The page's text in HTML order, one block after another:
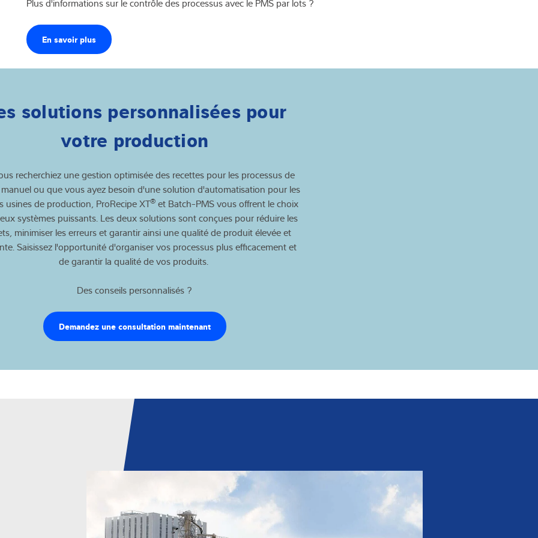
Plus d'informations sur le contrôle des processus avec le PMS par lots ?
En savoir plus
solutions personnalisées pour
votre production
recherchiez une gestion optimisée des recettes pour les processus de
ou que vous ayez besoin d'une solution d'automatisation pour les
usines de production, ProRecipe XT® et Batch-PMS vous offrent le choix
systèmes puissants. Les deux solutions sont conçues pour réduire les
minimiser les erreurs et garantir ainsi une qualité de produit élevée et
Saisissez l'opportunité d'organiser vos processus plus efficacement et
de garantir la qualité de vos produits.
Des conseils personnalisés ?
Demandez une consultation maintenant